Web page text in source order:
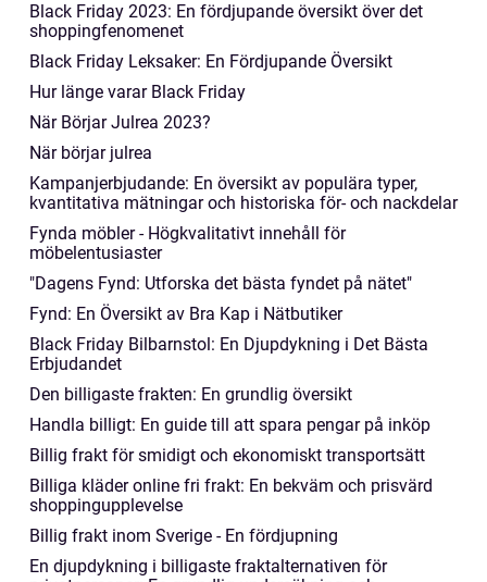
Black Friday 2023: En fördjupande översikt över det
shoppingfenomenet
Black Friday Leksaker: En Fördjupande Översikt
Hur länge varar Black Friday
När Börjar Julrea 2023?
När börjar julrea
Kampanjerbjudande: En översikt av populära typer,
kvantitativa mätningar och historiska för- och nackdelar
Fynda möbler - Högkvalitativt innehåll för
möbelentusiaster
"Dagens Fynd: Utforska det bästa fyndet på nätet"
Fynd: En Översikt av Bra Kap i Nätbutiker
Black Friday Bilbarnstol: En Djupdykning i Det Bästa
Erbjudandet
Den billigaste frakten: En grundlig översikt
Handla billigt: En guide till att spara pengar på inköp
Billig frakt för smidigt och ekonomiskt transportsätt
Billiga kläder online fri frakt: En bekväm och prisvärd
shoppingupplevelse
Billig frakt inom Sverige - En fördjupning
En djupdykning i billigaste fraktalternativen för